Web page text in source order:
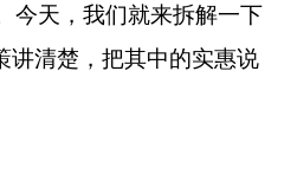
今天，我们就来拆解一下
讲清楚，把其中的实惠说